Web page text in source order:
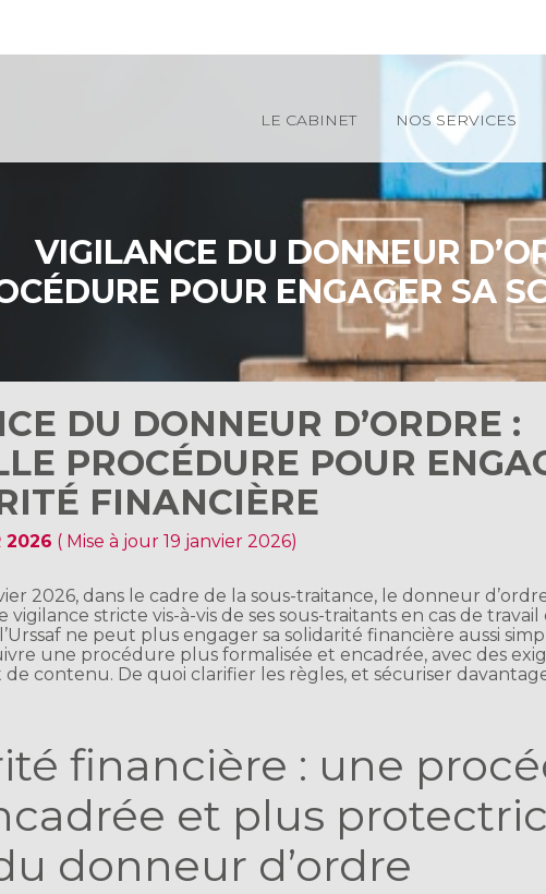
Principal
LE CABINET NOS SERVICES
VIGILANCE DU DONNEUR
POUR ENGAGER SA
DU DONNEUR D’ORDRE :
PROCÉDURE POUR
FINANCIÈRE
2026 ( Mise à jour 19 janvier 2026)
2026, dans le cadre de la sous-traitance, le donneur
stricte vis-à-vis de ses sous-traitants en cas de travail
ne peut plus engager sa solidarité financière aussi
une procédure plus formalisée et encadrée, avec des
contenu. De quoi clarifier les règles, et sécuriser
financière : une
et plus
donneur d’ordre